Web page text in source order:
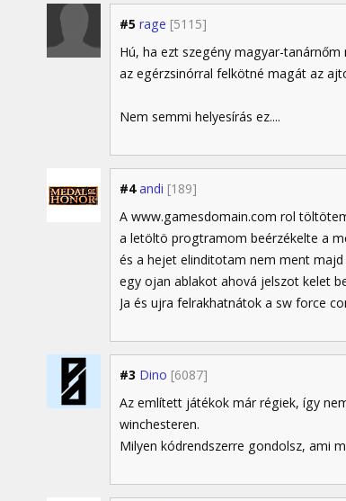
#5 rage [5115]
Hú, ha ezt szegény magyar-tanárnőm
az egérzsinórral felkötné magát az
Nem semmi helyesírás ez....
#4 andi [189]
A www.gamesdomain.com rol
a letöltö progtramom beérzékelte a
és a hejet elinditotam nem ment
egy ojan ablakot ahová jelszot kelet
Ja és ujra felrakhatnátok a sw force
#3 Dino [6087]
Az említett játékok már régiek, így
winchesteren.
Milyen kódrendszerre gondolsz, ami